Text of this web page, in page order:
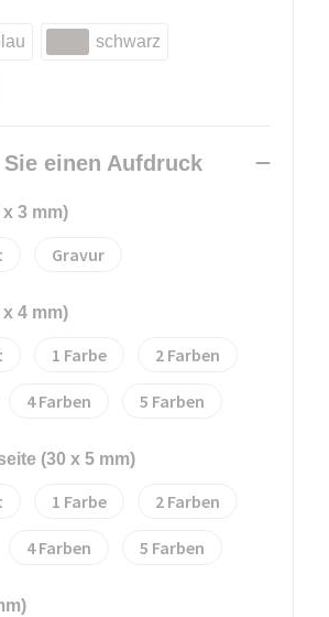
schwarz
einen Aufdruck
3 mm)
Gravur
4 mm)
1 2
4 5
(30 x 5 mm)
1 2
4 5